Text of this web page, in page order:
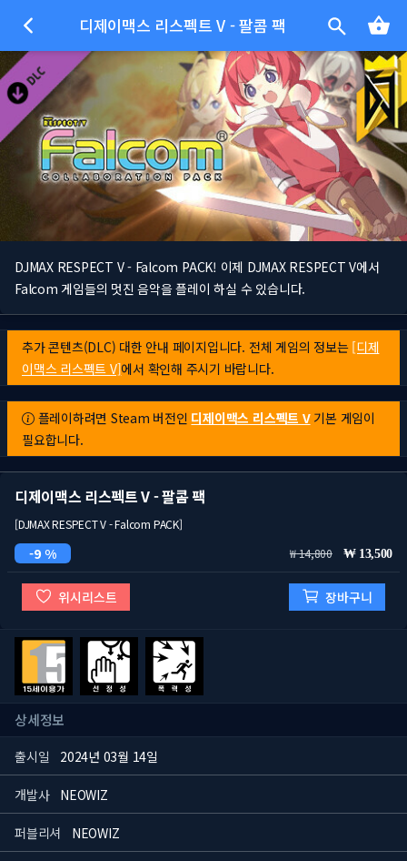
디제이맥스 리스펙트 V - 팔콤 팩
DJMAX RESPECT V - Falcom PACK! 이제 DJMAX RESPECT V에서
Falcom 게임들의 멋진 음악을 플레이 하실 수 있습니다.
추가 콘텐츠(DLC) 대한 안내 페이지입니다. 전체 게임의 정보는 [디제
이맥스 리스펙트 V]에서 확인해 주시기 바랍니다.
플레이하려면 Steam 버전인 디제이맥스 리스펙트 V기본 게임이
필요합니다.
디제이맥스 리스펙트 V - 팔콤 팩
[DJMAX RESPECT V - Falcom PACK]
9 % 14,800 13,500
위시리스트 장바구니
상세정보
출시일 2024년 03월 14일
개발사 NEOWIZ
퍼블리셔 NEOWIZ